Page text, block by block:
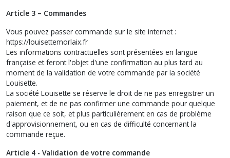
Article 3 – Commandes
Vous pouvez passer commande sur le site internet :
https://louisettemorlaix.fr
Les informations contractuelles sont présentées en langue
française et feront l'objet d'une confirmation au plus tard au
moment de la validation de votre commande par la société
Louisette.
La société Louisette se réserve le droit de ne pas enregistrer un
paiement, et de ne pas confirmer une commande pour quelque
raison que ce soit, et plus particulièrement en cas de problème
d'approvisionnement, ou en cas de difficulté concernant la
commande reçue.
Article 4 - Validation de votre commande